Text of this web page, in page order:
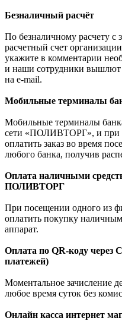
Безналичный расчёт
По безналичному расчету с
расчетный счет
укажите в комментарии
и наши сотрудники вышлют
на e-mail.
Мобильные терминалы
Мобильные терминалы
сети «ПОЛИВТОРГ», и при
оплатить заказ во время
любого банка, получив
Оплата наличными
ПОЛИВТОРГ
При посещении одного из
оплатить покупку
аппарат.
Оплата по QR-коду
платежей)
Моментальное зачисление
любое время суток без
Онлайн касса интернет